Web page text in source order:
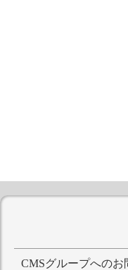
CMSグループへの